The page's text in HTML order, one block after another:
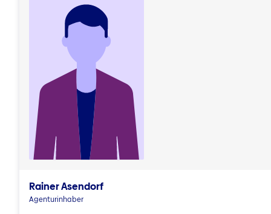
Rainer Asendorf
Agenturinhaber